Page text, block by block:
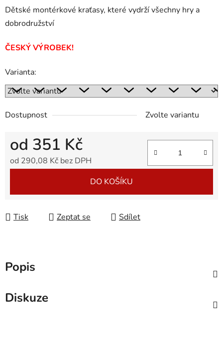
Dětské montérkové kraťasy, které vydrží všechny hry a
dobrodružství
ČESKÝ VÝROBEK!
Varianta:
Dostupnost Zvolte variantu
od 351 Kč
od 290,08 Kč bez DPH
DO KOŠÍKU
Tisk Zeptat se Sdílet
Popis
Diskuze